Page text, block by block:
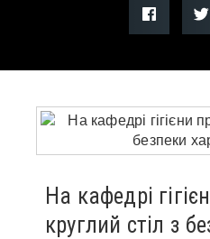
На кафедрі
круглий стіл з